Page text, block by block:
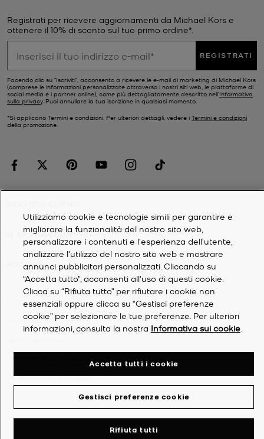
Registrati per ricevere aggiornamenti da Michael Kors e
ottenere il 10% di sconto sul tuo primo ordine*.
REGISTRATI
Facendo clic su "Iscriviti", acconsento a ricevere le e-mail di marketing di Michael Kors
(comprese le informazioni personalizzate attraverso i nostri siti web, le piattaforme di
social media e i partner online), come più dettagliatamente descritto nell’Informativa
sulla privacy. Puoi annullare la tua iscrizione in qualsiasi momento.
*Si applicano Termini e condizioni. Per ulteriori dettagli, vedere i Termini e condizioni
della promozione.
IL MIO ACCOUNT
SOCIETÀ
2026Michael Kors
Informativa sulla privacy
Dichiarazione di accessibilità
Utilizziamo cookie e tecnologie simili per garantire e
migliorare la funzionalità del nostro sito web,
personalizzare i contenuti e l'esperienza dell'utente,
analizzare l'utilizzo del nostro sito web e mostrare
annunci pubblicitari personalizzati. Cliccando su
“Accetta tutto”, acconsenti all'uso di questi cookie.
Clicca su “Rifiuta tutto” per rifiutare i cookie non
essenziali oppure clicca su “Gestisci preferenze
cookie” per selezionare le tue preferenze. Per ulteriori
informazioni, consulta la nostra Informativa sui cookie.
Gestisci preferenze cookie
Rifiuta tutti
Accetta tutti i cookie